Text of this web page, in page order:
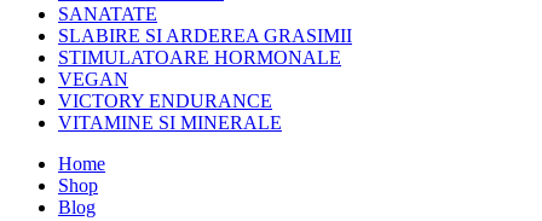
SANATATE
SLABIRE SI ARDEREA GRASIMII
STIMULATOARE HORMONALE
VEGAN
VICTORY ENDURANCE
VITAMINE SI MINERALE
Home
Shop
Blog